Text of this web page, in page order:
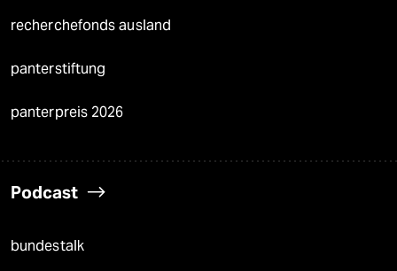
recherchefonds ausland
panterstiftung
panterpreis 2026
Podcast
bundestalk